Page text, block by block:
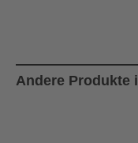
Andere Produkte